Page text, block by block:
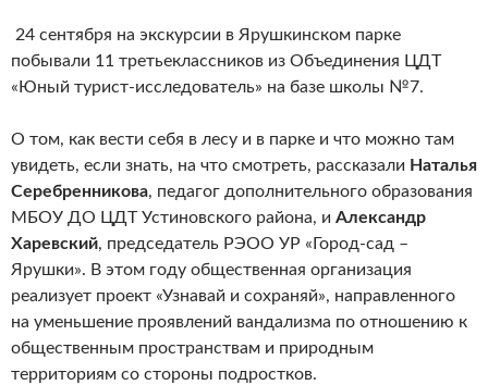
24 сентября на экскурсии в Ярушкинском парке
побывали 11 третьеклассников из Объединения ЦДТ
«Юный турист-исследователь» на базе школы №7.
О том, как вести себя в лесу и в парке и что можно там
увидеть, если знать, на что смотреть, рассказали Наталья
Серебренникова, педагог дополнительного образования
МБОУ ДО ЦДТ Устиновского района, и Александр
Харевский, председатель РЭОО УР «Город-сад –
Ярушки». В этом году общественная организация
реализует проект «Узнавай и сохраняй», направленного
на уменьшение проявлений вандализма по отношению к
общественным пространствам и природным
территориям со стороны подростков.